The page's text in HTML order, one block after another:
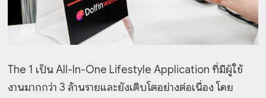
The 1 เป็น All-In-One Lifestyle Application ที่มีผู้ใช้
งานมากกว่า 3 ล้านรายและยังเติบโตอย่างต่อเนื่อง โดย